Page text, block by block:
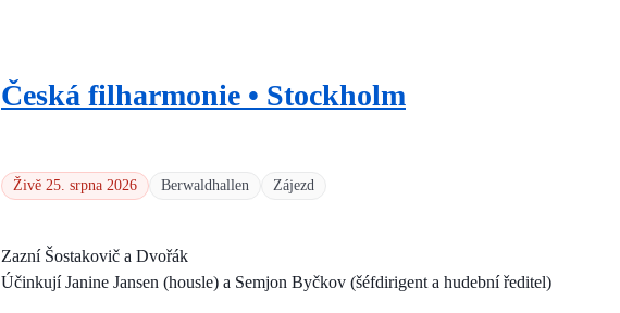
Živě 25. srpna 2026 Berwaldhallen Zájezd
Česká filharmonie • Stockholm
Zazní Šostakovič a Dvořák
Účinkují Janine Jansen (housle) a Semjon Byčkov (šéfdirigent a hudební ředitel)